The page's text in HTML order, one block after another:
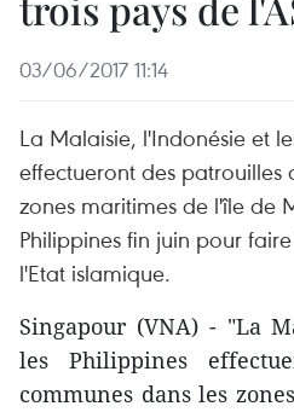
03/06/2017 11:14
La Malaisie, l'Indonésie et
effectueront des patrouilles
zones maritimes de l'île de
Philippines fin juin pour
l'Etat islamique.
Singapour (VNA) - "La
les Philippines
communes dans les